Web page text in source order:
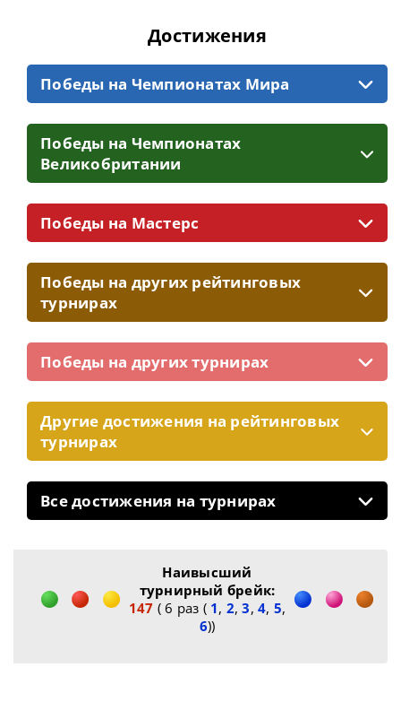
Достижения
Победы на Чемпионатах Мира
Победы на Чемпионатах
Великобритании
Победы на Мастерс
Победы на других рейтинговых
турнирах
Победы на других турнирах
Другие достижения на рейтинговых
турнирах
Все достижения на турнирах
Наивысший
турнирный брейк:
147 ( 6 раз ( 1, 2,3,4, 5,
6))